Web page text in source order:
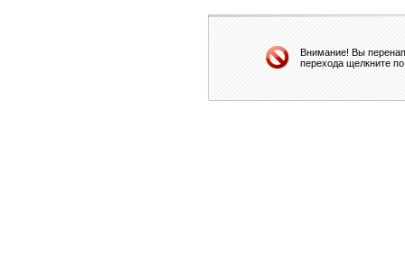
Внимание! Вы
перехода щелкните